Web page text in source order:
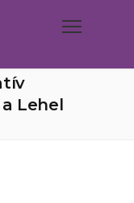
Lehel